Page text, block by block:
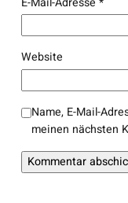
Website
Name, E-Mail-
meinen nächsten